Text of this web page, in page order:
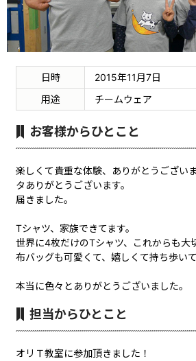
日時
2015年11月7日
用途
チームウェア
お客様からひとこと
楽しくて貴重な体験、ありがとうござい
タありがとうございます。
届きました。
Tシャツ、家族できてます。
世界に4枚だけのTシャツ、これからも大
布バッグも可愛くて、嬉しくて持ち歩い
本当に色々とありがとうございました。
担当からひとこと
オリＴ教室に参加頂きました！